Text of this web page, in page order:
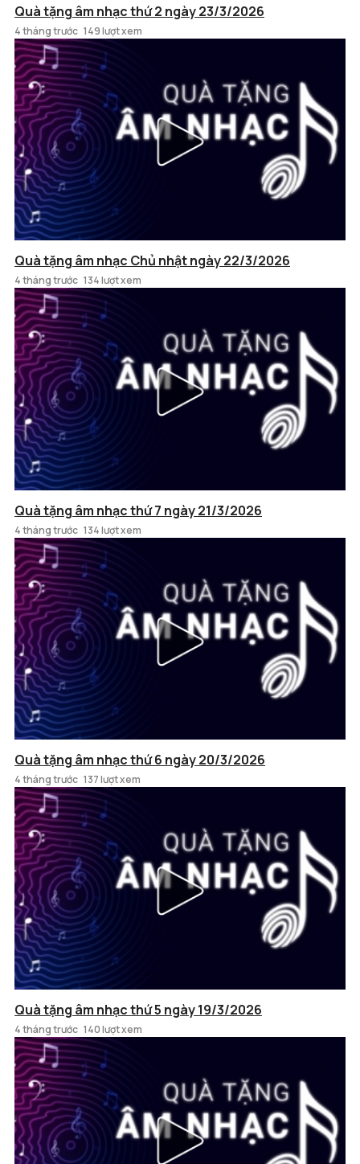
Quà tặng âm nhạc thứ 2 ngày 23/3/2026
4 tháng trước 149 lượt xem
Quà tặng âm nhạc Chủ nhật ngày 22/3/2026
4 tháng trước 134 lượt xem
Quà tặng âm nhạc thứ 7 ngày 21/3/2026
4 tháng trước 134 lượt xem
Quà tặng âm nhạc thứ 6 ngày 20/3/2026
4 tháng trước 137 lượt xem
Quà tặng âm nhạc thứ 5 ngày 19/3/2026
4 tháng trước 140 lượt xem